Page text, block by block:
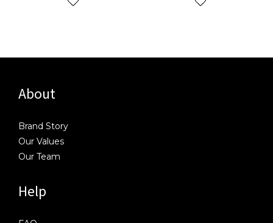
About
Brand Story
Our Values
Our Team
Help